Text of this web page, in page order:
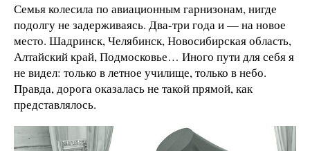
Семья колесила по авиационным гарнизонам, нигде
подолгу не задерживаясь. Два-три года и — на новое
место. Шадринск, Челябинск, Новосибирская область,
Алтайский край, Подмосковье… Иного пути для себя я
не видел: только в летное училище, только в небо.
Правда, дорога оказалась не такой прямой, как
представлялось.